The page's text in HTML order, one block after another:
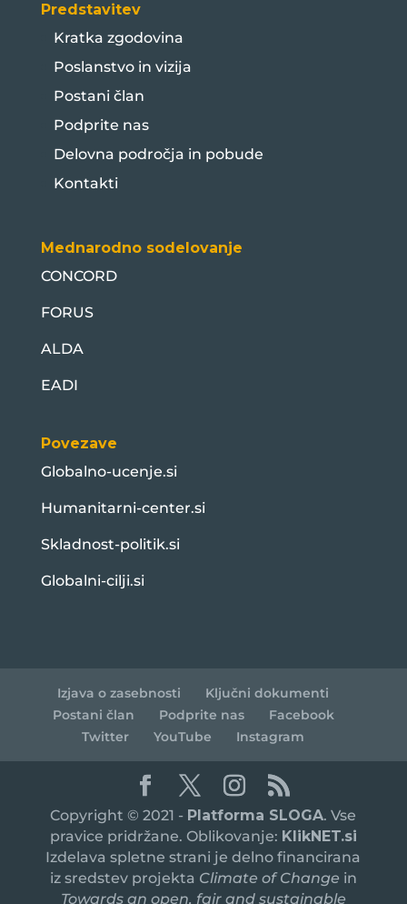
Predstavitev
Kratka zgodovina
Poslanstvo in vizija
Postani član
Podprite nas
Delovna področja in pobude
Kontakti
Mednarodno sodelovanje
CONCORD
FORUS
ALDA
EADI
Povezave
Globalno-ucenje.si
Humanitarni-center.si
Skladnost-politik.si
Globalni-cilji.si
Izjava o zasebnosti
Ključni dokumenti
Postani član
Podprite nas
Facebook
Twitter
YouTube Instagram
Copyright © 2021 - Platforma SLOGA. Vse
pravice pridržane. Oblikovanje: KlikNET.si
Izdelava spletne strani je delno financirana
iz sredstev projekta Climate of Change in
Towards an open, fair and sustainable